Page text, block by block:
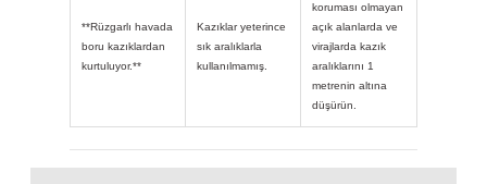
**Rüzgarlı havada
boru kazıklardan
kurtuluyor.**
Kazıklar yeterince
sık aralıklarla
kullanılmamış.
koruması olmayan
açık alanlarda ve
virajlarda kazık
aralıklarını 1
metrenin altına
düşürün.